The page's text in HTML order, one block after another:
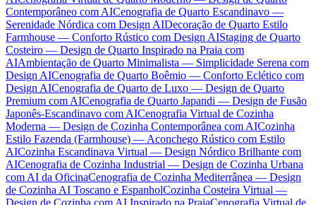
Contemporâneo com AICenografia de Quarto Escandinavo —
Serenidade Nórdica com Design AIDecoração de Quarto Estilo
Farmhouse — Conforto Rústico com Design AIStaging de Quarto
Costeiro — Design de Quarto Inspirado na Praia com
AIAmbientação de Quarto Minimalista — Simplicidade Serena com
Design AICenografia de Quarto Boêmio — Conforto Eclético com
Design AICenografia de Quarto de Luxo — Design de Quarto
Premium com AICenografia de Quarto Japandi — Design de Fusão
Japonês-Escandinavo com AICenografia Virtual de Cozinha
Moderna — Design de Cozinha Contemporânea com AICozinha
Estilo Fazenda (Farmhouse) — Aconchego Rústico com Estilo
AICozinha Escandinava Virtual — Design Nórdico Brilhante com
AICenografia de Cozinha Industrial — Design de Cozinha Urbana
com AI da OficinaCenografia de Cozinha Mediterrânea — Design
de Cozinha AI Toscano e EspanholCozinha Costeira Virtual —